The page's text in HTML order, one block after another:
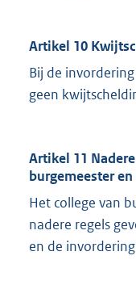
Artikel 10
Bij de
geen
Artikel 11
burgemeester
Het college van
nadere regels
en de